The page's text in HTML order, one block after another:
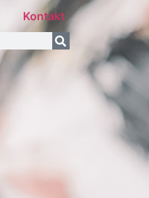
Kontakt